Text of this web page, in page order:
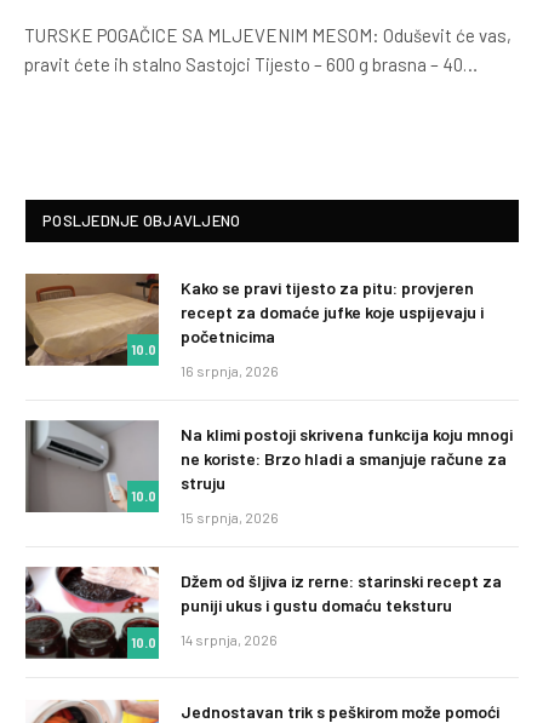
TURSKE POGAČICE SA MLJEVENIM MESOM: Oduševit će vas,
pravit ćete ih stalno Sastojci Tijesto – 600 g brasna – 40…
POSLJEDNJE OBJAVLJENO
10.0
Kako se pravi tijesto za pitu: provjeren
recept za domaće jufke koje uspijevaju i
početnicima
16 srpnja, 2026
10.0
Na klimi postoji skrivena funkcija koju mnogi
ne koriste: Brzo hladi a smanjuje račune za
struju
15 srpnja, 2026
10.0
Džem od šljiva iz rerne: starinski recept za
puniji ukus i gustu domaću teksturu
14 srpnja, 2026
Jednostavan trik s peškirom može pomoći